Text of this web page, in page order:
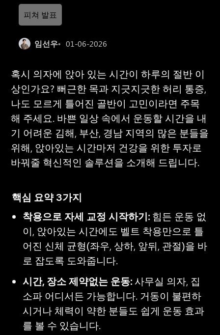
피쳐 발표
임선우 01-06-2026
혹시 의자에 앉아 있는 시간이 하루의 절반 이
상인가요? 뻐근한 목과 지긋지긋한 허리 통증,
나도 모르게 틀어진 골반이 고민이라면 주목
해 주세요. 바쁜 일상 속에서 운동할 시간을 내
기 어려운 김해, 부산, 경남 지역의 많은 분들을
위해, 앉아있는 시간마저 건강을 위한 투자로
바꿔줄 혁신적인 솔루션을 소개해 드립니다.
핵심 요약 3가지
착용으로 자세 교정 시작하기: 힘든 운동 없
이, 앉아있는 시간에도 벨트 착용만으로 틀
어진 신체 균형(좌우, 상하, 앞뒤, 관절)을 바
로 잡도록 도와줍니다.
시간, 장소 제약없는 운동: 사무실 의자, 집
소파 어디서든 가능합니다. 거동이 불편하
시거나 체력이 약한 분들도 쉽게 운동 효과
를 볼 수 있습니다.